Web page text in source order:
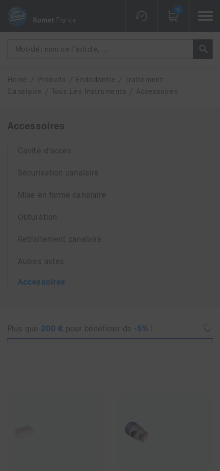
0
Home / Produits / Endodontie / Traitement
Canalaire
/ Tous Les Instruments / Accessoires
Accessoires
Cavité d'accès
Sécurisation canalaire
Mise en forme canalaire
Obturation
Retraitement canalaire
Autres actes
Accessoires
Plus que 200 € pour bénéficier de-5% !